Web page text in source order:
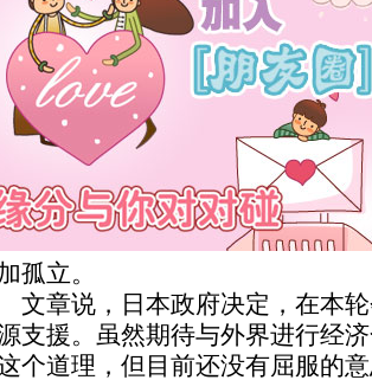
孤立。
章说，日本政府决定，在本轮
支援。虽然期待与外界进行经
个道理，但目前还没有屈服的